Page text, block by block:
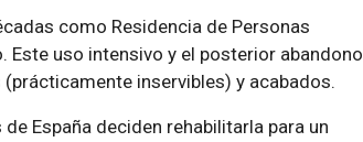
como Residencia de Personas
Este uso intensivo y el posterior abandono
inservibles) y acabados.
España deciden rehabilitarla para un